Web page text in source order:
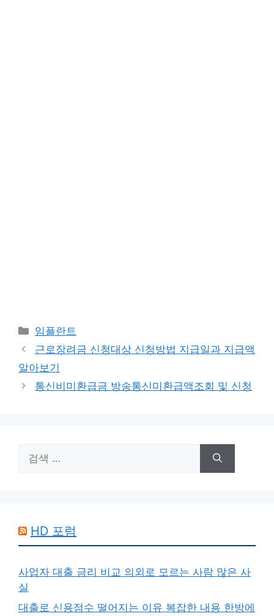
카
테
리
임플란트
근로장려금 신청대상 신청방법 지급일과 지급액
알아보기
통신비미환급금 방송통신미환급액조회 및 신청
색:
HD 포럼
사업자 대출 금리 비교 의외로 모르는 사람 많은 사
실
대출로 신용점수 떨어지는 이유 복잡한 내용 한방에